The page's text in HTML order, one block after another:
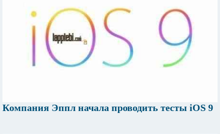
Компания Эппл начала проводить тесты iOS 9